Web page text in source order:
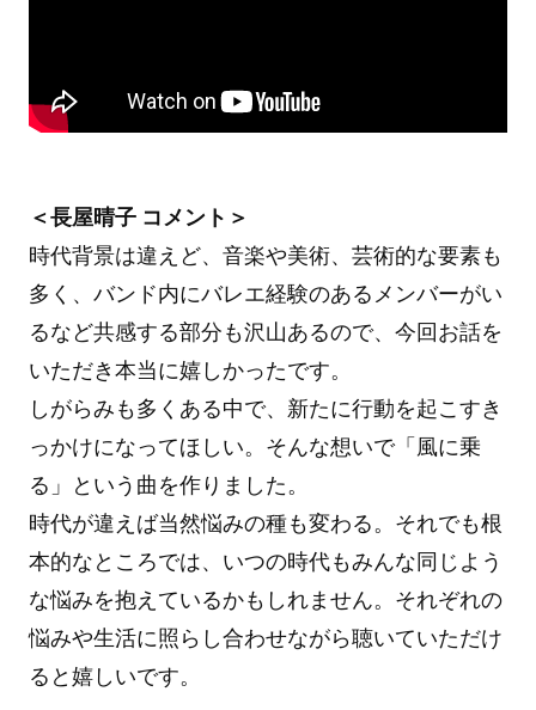
＜長屋晴子 コメント＞
時代背景は違えど、音楽や美術、芸術的な要素も
多く、バンド内にバレエ経験のあるメンバーがい
るなど共感する部分も沢山あるので、今回お話を
いただき本当に嬉しかったです。
しがらみも多くある中で、新たに行動を起こすき
っかけになってほしい。そんな想いで「風に乗
る」という曲を作りました。
時代が違えば当然悩みの種も変わる。それでも根
本的なところでは、いつの時代もみんな同じよう
な悩みを抱えているかもしれません。それぞれの
悩みや生活に照らし合わせながら聴いていただけ
ると嬉しいです。